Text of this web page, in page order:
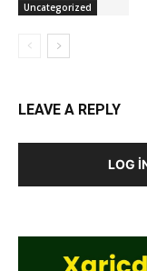
Uncategorized
LEAVE A REPLY
LOG